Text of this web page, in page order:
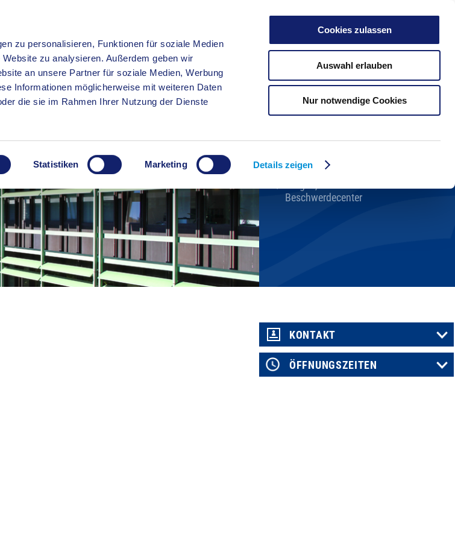
zu personalisieren, Funktionen für soziale Medien
zu analysieren. Außerdem geben wir
an unsere Partner für soziale Medien, Werbung
Informationen möglicherweise mit weiteren Daten
die sie im Rahmen Ihrer Nutzung der Dienste
Statistiken Marketing Details zeigen
Cookies zulassen
Auswahl erlauben
Nur notwendige Cookies
WIRTSCHAFT BILDUNG
Kreisverwaltung A-Z
Karriere beim Kreis
Beschwerdecenter
KONTAKT
ÖFFNUNGSZEITEN